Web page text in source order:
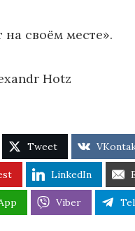
на своём месте».
Hotz
Tweet
LinkedIn
Viber